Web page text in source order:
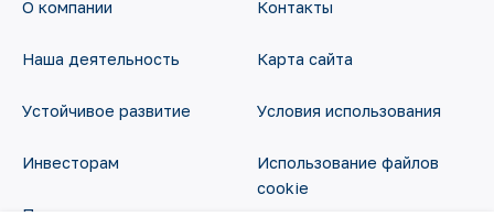
О компании
Наша деятельность
Устойчивое развитие
Инвесторам
Контакты
Карта сайта
Условия использования
Использование файлов
cookie